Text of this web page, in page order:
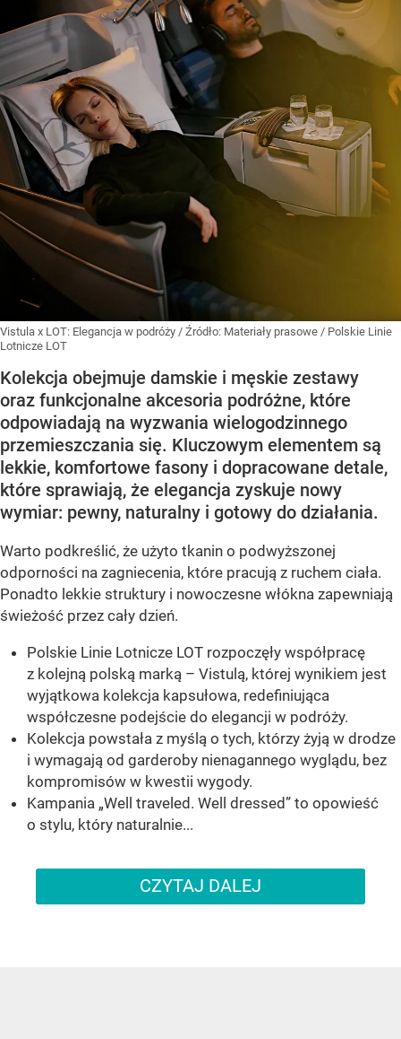
Vistula x LOT: Elegancja w podróży / Źródło: Materiały prasowe / Polskie Linie
Lotnicze LOT
Kolekcja obejmuje damskie i męskie zestawy
oraz funkcjonalne akcesoria podróżne, które
odpowiadają na wyzwania wielogodzinnego
przemieszczania się. Kluczowym elementem są
lekkie, komfortowe fasony i dopracowane detale,
które sprawiają, że elegancja zyskuje nowy
wymiar: pewny, naturalny i gotowy do działania.
Warto podkreślić, że użyto tkanin o podwyższonej
odporności na zagniecenia, które pracują z ruchem ciała.
Ponadto lekkie struktury i nowoczesne włókna zapewniają
świeżość przez cały dzień.
Polskie Linie Lotnicze LOT rozpoczęły współpracę
z kolejną polską marką – Vistulą, której wynikiem jest
wyjątkowa kolekcja kapsułowa, redefiniująca
współczesne podejście do elegancji w podróży.
Kolekcja powstała z myślą o tych, którzy żyją w drodze
i wymagają od garderoby nienagannego wyglądu, bez
kompromisów w kwestii wygody.
Kampania „Well traveled. Well dressed” to opowieść
o stylu, który naturalnie...
CZYTAJ DALEJ